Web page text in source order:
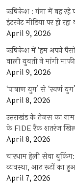
ऋषिकेश : गंगा में बह रहे
इंटरनेट मीडिया पर हो
April 9, 2026
ऋषिकेश में ‘हम अपने
वाली युवती ने मांगी माफी
April 9, 2026
‘पाषाण युग’ से ‘स्वर्ण
April 8, 2026
उत्तराखंड के तेजस का
के FIDE रैंक शतरंज
April 8, 2026
चारधाम हेली सेवा
व्यवस्था, आठ रूटों का
April 7, 2026